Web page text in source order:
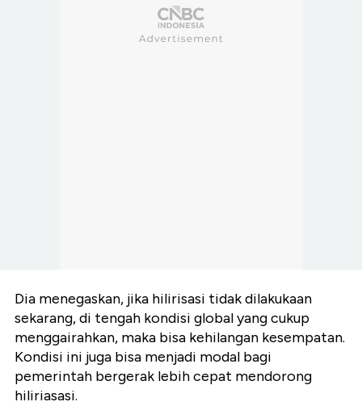
Dia menegaskan, jika hilirisasi tidak dilakukaan
sekarang, di tengah kondisi global yang cukup
menggairahkan, maka bisa kehilangan kesempatan.
Kondisi ini juga bisa menjadi modal bagi
pemerintah bergerak lebih cepat mendorong
hiliriasasi.